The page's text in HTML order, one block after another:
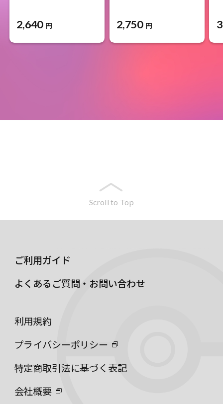
2,640 円 2,750 円
Scroll to Top
ご利用ガイド
よくあるご質問・お問い合わせ
利用規約
プライバシーポリシー
特定商取引法に基づく表記
会社概要